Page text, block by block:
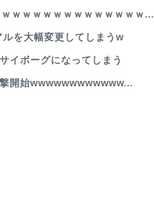
ｗｗｗｗｗｗｗｗｗｗｗｗｗ...
を大幅変更してしまうw
イボーグになってしまう
開始wwwwwwwwwwww...